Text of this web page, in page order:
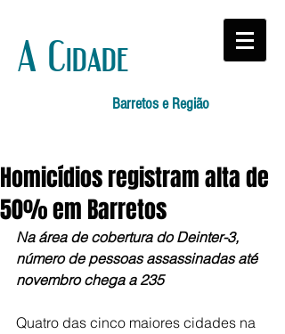
A Cidade
Barretos e Região
Homicídios registram alta de
50% em Barretos
Na área de cobertura do Deinter-3,
número de pessoas assassinadas até
novembro chega a 235
Quatro das cinco maiores cidades na